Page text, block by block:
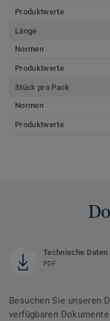
Produktwerte
Länge
Normen
Produktwerte
Stück pro Pack
Normen
Produktwerte
Technische Daten
PDF
Besuchen Sie unseren
verfügbaren